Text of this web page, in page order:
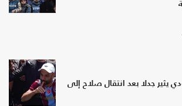
يثير جدلا بعد انتقال صلاح إلى